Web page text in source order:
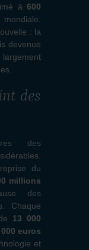
à 600
: la
devenue
largement
des
des
du
millions
des
Chaque
13 000
000 euros
et